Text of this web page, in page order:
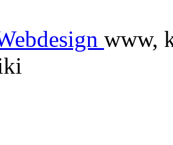
www,